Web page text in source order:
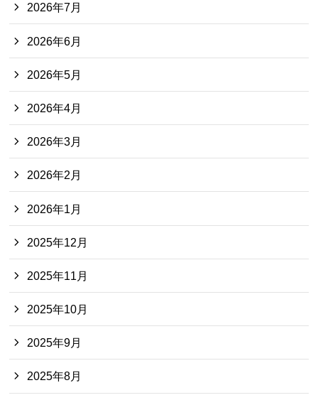
2026年7月
2026年6月
2026年5月
2026年4月
2026年3月
2026年2月
2026年1月
2025年12月
2025年11月
2025年10月
2025年9月
2025年8月